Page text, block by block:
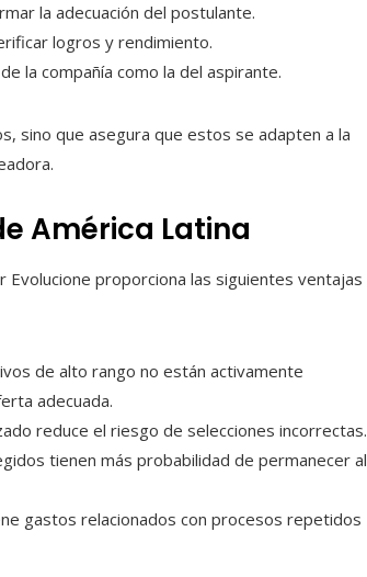
la adecuación del postulante.
logros y rendimiento.
la compañía como la del aspirante.
sino que asegura que estos se adapten a la
América Latina
Evolucione proporciona las siguientes ventajas
de alto rango no están activamente
adecuada.
reduce el riesgo de selecciones incorrectas.
tienen más probabilidad de permanecer al
gastos relacionados con procesos repetidos